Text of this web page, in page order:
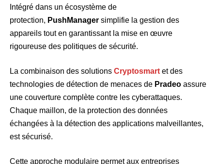
Intégré dans un écosystème de
protection, PushManager simplifie la gestion des
appareils tout en garantissant la mise en œuvre
rigoureuse des politiques de sécurité.
La combinaison des solutions Cryptosmart et des
technologies de détection de menaces de Pradeo assure
une couverture complète contre les cyberattaques.
Chaque maillon, de la protection des données
échangées à la détection des applications malveillantes,
est sécurisé.
Cette approche modulaire permet aux entreprises